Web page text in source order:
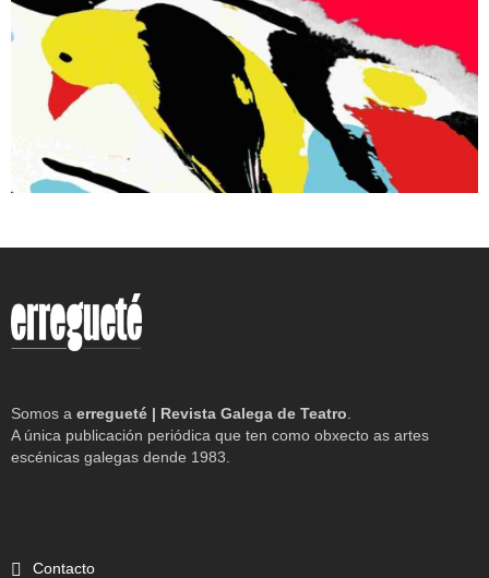
Somos a erregueté | Revista Galega de Teatro.
A única publicación periódica que ten como obxecto as artes
escénicas galegas dende 1983.
Contacto